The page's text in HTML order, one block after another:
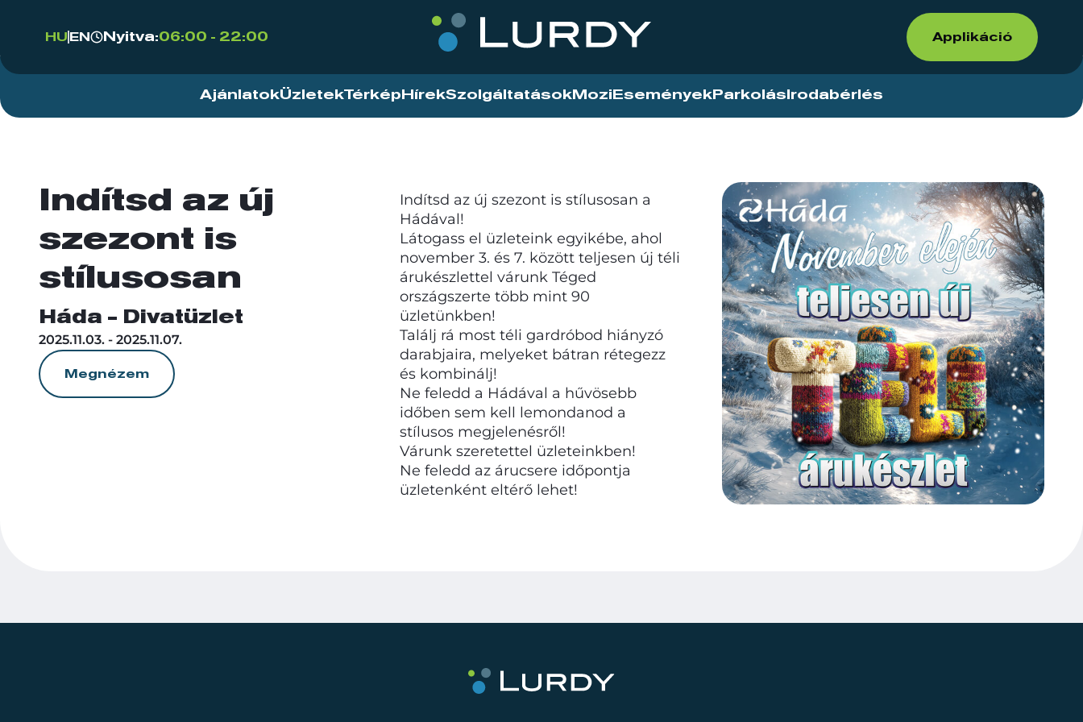
HU EN Nyitva:06:00 - 22:00 Applikáció
AjánlatokÜzletekTérkép HírekSzolgáltatások Mozi Események Parkolás Irodabérlés
Indítsd az új
szezont is
stílusosan
Háda - Divatüzlet
2025.11.03. - 2025.11.07.
Megnézem
Indítsd az új szezont is stílusosan a
Hádával!
Látogass el üzleteink egyikébe, ahol
november 3. és 7. között teljesen új téli
árukészlettel várunk Téged
országszerte több mint 90
üzletünkben!
Találj rá most téli gardróbod hiányzó
darabjaira, melyeket bátran rétegezz
és kombinálj!
Ne feledd a Hádával a hűvösebb
időben sem kell lemondanod a
stílusos megjelenésről!
Várunk szeretettel üzleteinkben!
Ne feledd az árucsere időpontja
üzletenként eltérő lehet!